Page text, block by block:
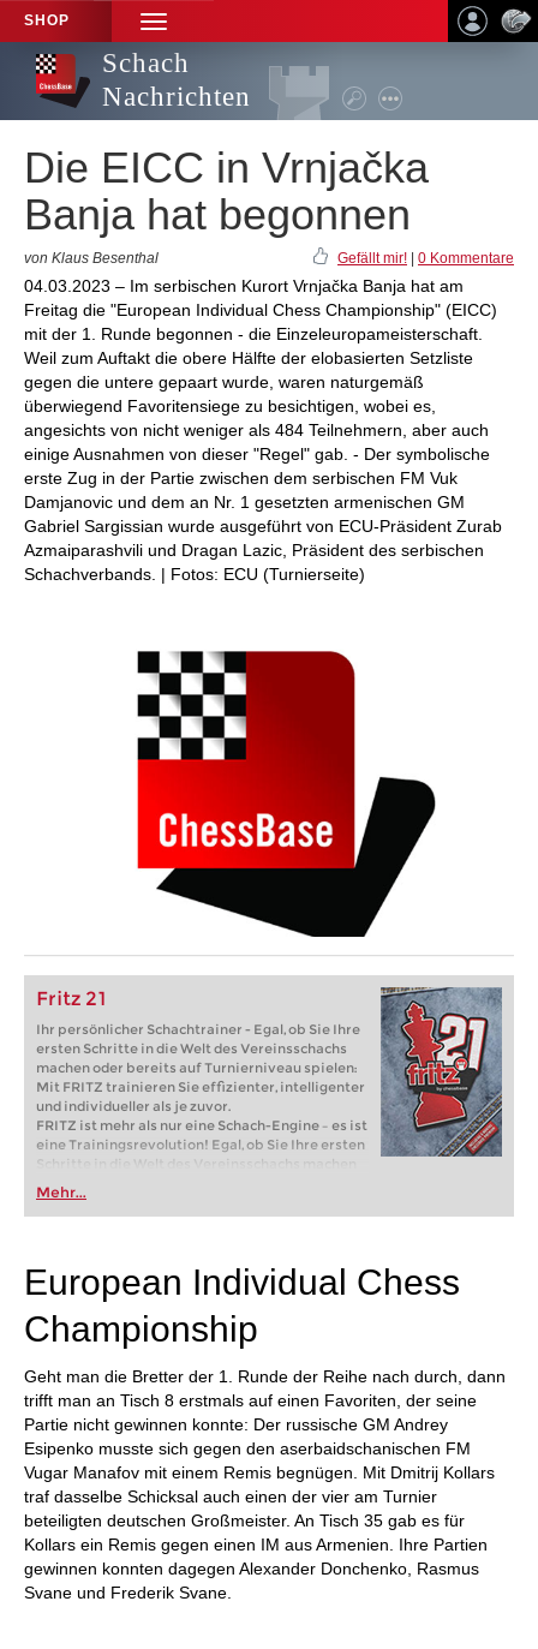
SHOP
TOGGLE
NAVIGATION
Schach
Nachrichten
Die EICC in Vrnjačka
Banja hat begonnen
von Klaus Besenthal Gefällt mir! 0 Kommentare
04.03.2023 – Im serbischen Kurort Vrnjačka Banja hat am
Freitag die "European Individual Chess Championship" (EICC)
mit der 1. Runde begonnen - die Einzeleuropameisterschaft.
Weil zum Auftakt die obere Hälfte der elobasierten Setzliste
gegen die untere gepaart wurde, waren naturgemäß
überwiegend Favoritensiege zu besichtigen, wobei es,
angesichts von nicht weniger als 484 Teilnehmern, aber auch
einige Ausnahmen von dieser "Regel" gab. - Der symbolische
erste Zug in der Partie zwischen dem serbischen FM Vuk
Damjanovic und dem an Nr. 1 gesetzten armenischen GM
Gabriel Sargissian wurde ausgeführt von ECU-Präsident Zurab
Azmaiparashvili und Dragan Lazic, Präsident des serbischen
Schachverbands. | Fotos: ECU (Turnierseite)
Fritz 21
Ihr persönlicher Schachtrainer - Egal, ob Sie Ihre
ersten Schritte in die Welt des Vereinsschachs
machen oder bereits auf Turnierniveau spielen:
Mit FRITZ trainieren Sie effizienter, intelligenter
und individueller als je zuvor.
FRITZ ist mehr als nur eine Schach-Engine – es ist
eine Trainingsrevolution! Egal, ob Sie Ihre ersten
Schritte in die Welt des Vereinsschachs machen
oder bereits auf Turnierniveau spielen: Mit
FRITZ trainieren Sie effizienter, intelligenter und
individueller als je zuvor.
Mehr...
European Individual Chess
Championship
Geht man die Bretter der 1. Runde der Reihe nach durch, dann
trifft man an Tisch 8 erstmals auf einen Favoriten, der seine
Partie nicht gewinnen konnte: Der russische GM Andrey
Esipenko musste sich gegen den aserbaidschanischen FM
Vugar Manafov mit einem Remis begnügen. Mit Dmitrij Kollars
traf dasselbe Schicksal auch einen der vier am Turnier
beteiligten deutschen Großmeister. An Tisch 35 gab es für
Kollars ein Remis gegen einen IM aus Armenien. Ihre Partien
gewinnen konnten dagegen Alexander Donchenko, Rasmus
Svane und Frederik Svane.